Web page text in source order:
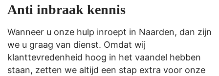
Anti inbraak kennis
Wanneer u onze hulp inroept in Naarden, dan zijn
we u graag van dienst. Omdat wij
klanttevredenheid hoog in het vaandel hebben
staan, zetten we altijd een stap extra voor onze